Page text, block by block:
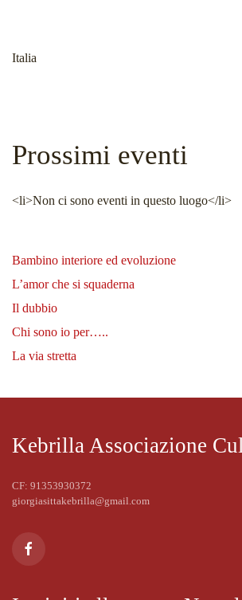
Italia
Prossimi eventi
<li>Non ci sono eventi in questo luogo</li>
Bambino interiore ed evoluzione
L’amor che si squaderna
Il dubbio
Chi sono io per…..
La via stretta
Kebrilla Associazione
CF: 91353930372
giorgiasittakebrilla@gmail.com